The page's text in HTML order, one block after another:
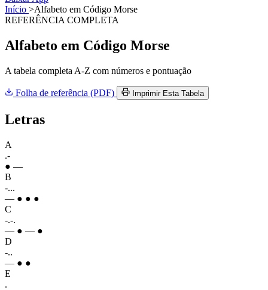
Início >Alfabeto em Código Morse
REFERÊNCIA COMPLETA
Alfabeto em Código Morse
A tabela completa A-Z com números e pontuação
Folha de referência (PDF) Imprimir Esta Tabela
Letras
A
.-
● —
B
-...
— ● ● ●
C
-.-.
— ● — ●
D
-..
— ● ●
E
.